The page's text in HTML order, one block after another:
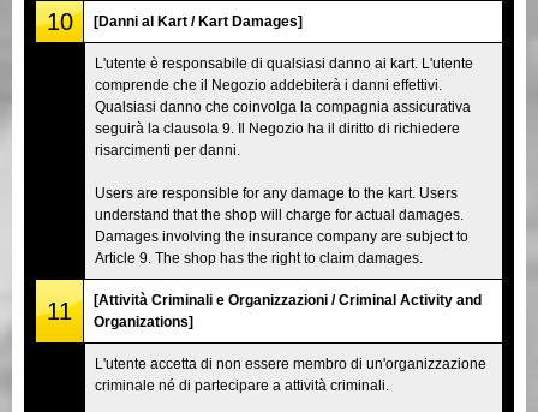
10 [Danni al Kart / Kart Damages]
L'utente è responsabile di qualsiasi danno ai kart. L'utente
comprende che il Negozio addebiterà i danni effettivi.
Qualsiasi danno che coinvolga la compagnia assicurativa
seguirà la clausola 9. Il Negozio ha il diritto di richiedere
risarcimenti per danni.
Users are responsible for any damage to the kart. Users
understand that the shop will charge for actual damages.
Damages involving the insurance company are subject to
Article 9. The shop has the right to claim damages.
11
[Attività Criminali e Organizzazioni / Criminal Activity and
Organizations]
L'utente accetta di non essere membro di un'organizzazione
criminale né di partecipare a attività criminali.